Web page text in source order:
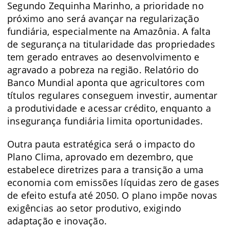
Segundo Zequinha Marinho, a prioridade no
próximo ano será avançar na regularização
fundiária, especialmente na Amazônia. A falta
de segurança na titularidade das propriedades
tem gerado entraves ao desenvolvimento e
agravado a pobreza na região. Relatório do
Banco Mundial aponta que agricultores com
títulos regulares conseguem investir, aumentar
a produtividade e acessar crédito, enquanto a
insegurança fundiária limita oportunidades.
Outra pauta estratégica será o impacto do
Plano Clima, aprovado em dezembro, que
estabelece diretrizes para a transição a uma
economia com emissões líquidas zero de gases
de efeito estufa até 2050. O plano impõe novas
exigências ao setor produtivo, exigindo
adaptação e inovação.